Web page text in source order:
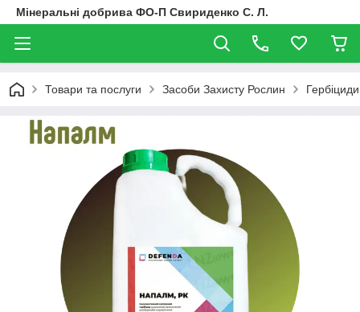
Мінеральні добрива ФО-П Свириденко С. Л.
Товари та послуги Засоби Захисту Рослин